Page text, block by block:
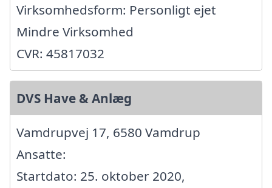
Virksomhedsform: Personligt ejet
Mindre Virksomhed
CVR: 45817032
DVS Have & Anlæg
Vamdrupvej 17, 6580 Vamdrup
Ansatte:
Startdato: 25. oktober 2020,